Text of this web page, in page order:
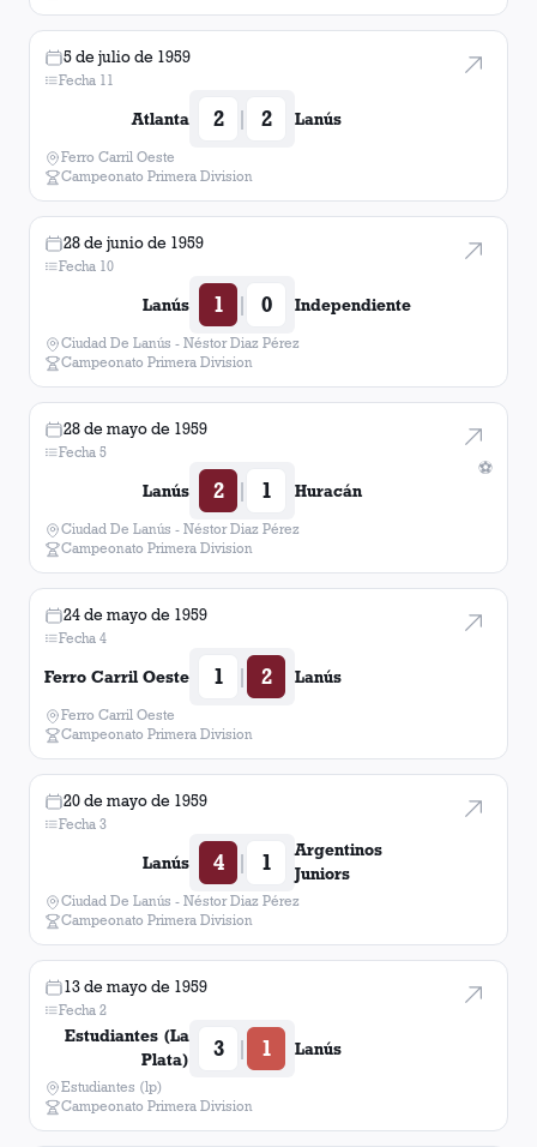
5 de julio de 1959
Fecha 11
Atlanta 2 | 2 Lanús
Ferro Carril Oeste
Campeonato Primera Division
28 de junio de 1959
Fecha 10
Lanús 1 | 0 Independiente
Ciudad De Lanús - Néstor Diaz Pérez
Campeonato Primera Division
⚽
28 de mayo de 1959
Fecha 5
Lanús 2 | 1 Huracán
Ciudad De Lanús - Néstor Diaz Pérez
Campeonato Primera Division
24 de mayo de 1959
Fecha 4
Ferro Carril Oeste 1 | 2 Lanús
Ferro Carril Oeste
Campeonato Primera Division
20 de mayo de 1959
Fecha 3
Lanús 4 | 1
Argentinos
Juniors
Ciudad De Lanús - Néstor Diaz Pérez
Campeonato Primera Division
13 de mayo de 1959
Fecha 2
Estudiantes (La
Plata)
3 | 1 Lanús
Estudiantes (lp)
Campeonato Primera Division